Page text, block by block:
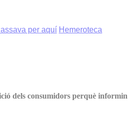
per aquí Hemeroteca
dels consumidors perquè informin